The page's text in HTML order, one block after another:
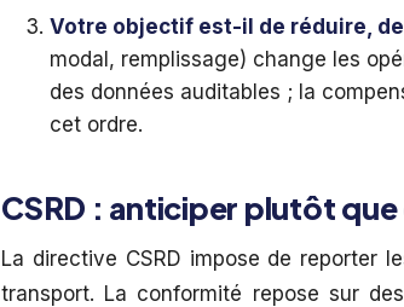
Votre objectif est-il de réduire,
modal, remplissage) change les
des données auditables ; la
cet ordre.
CSRD : anticiper plutôt
La directive CSRD impose de reporter
transport. La conformité repose sur